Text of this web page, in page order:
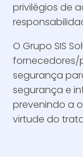
privilégios de
O Grupo SIS
fornecedores/
segurança
segurança e
prevenindo a
virtude do